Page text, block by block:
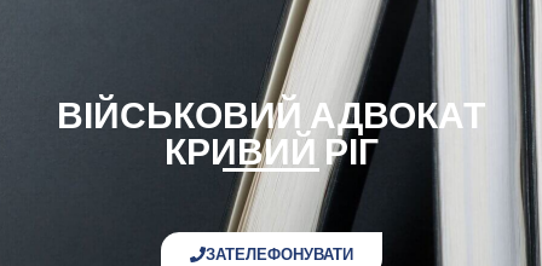
ВІЙСЬКОВИЙ АДВОКАТ
КРИВИЙ РІГ
ЗАТЕЛЕФОНУВАТИ